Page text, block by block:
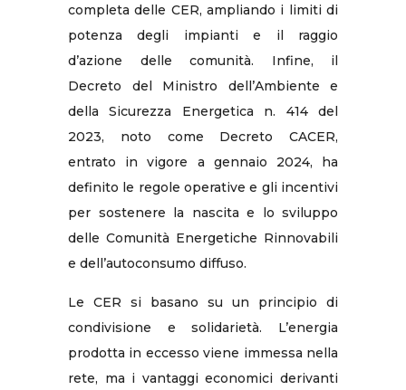
completa delle CER, ampliando i limiti di
potenza degli impianti e il raggio
d’azione delle comunità. Infine, il
Decreto del Ministro dell’Ambiente e
della Sicurezza Energetica n. 414 del
2023, noto come Decreto CACER,
entrato in vigore a gennaio 2024, ha
definito le regole operative e gli incentivi
per sostenere la nascita e lo sviluppo
delle Comunità Energetiche Rinnovabili
e dell’autoconsumo diffuso.
Le CER si basano su un principio di
condivisione e solidarietà. L’energia
prodotta in eccesso viene immessa nella
rete, ma i vantaggi economici derivanti